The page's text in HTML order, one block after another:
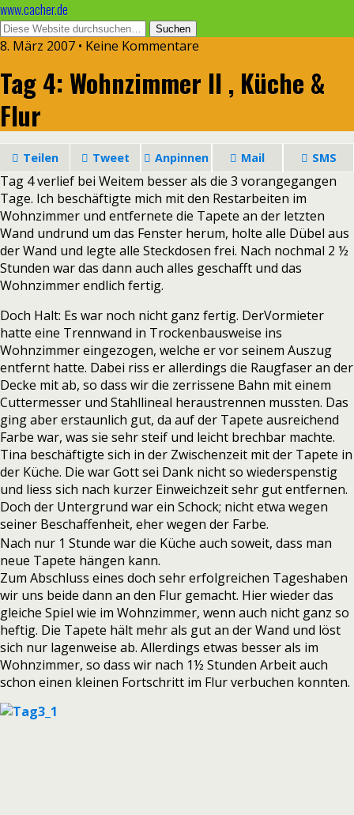
www.cacher.de
8. März 2007 • Keine Kommentare
Tag 4: Wohnzimmer II , Küche &
Flur
Teilen Tweet Anpinnen Mail SMS
Tag 4 verlief bei Weitem besser als die 3 vorangegangen
Tage. Ich beschäftigte mich mit den Restarbeiten im
Wohnzimmer und entfernete die Tapete an der letzten
Wand undrund um das Fenster herum, holte alle Dübel aus
der Wand und legte alle Steckdosen frei. Nach nochmal 2 ½
Stunden war das dann auch alles geschafft und das
Wohnzimmer endlich fertig.
Doch Halt: Es war noch nicht ganz fertig. DerVormieter
hatte eine Trennwand in Trockenbausweise ins
Wohnzimmer eingezogen, welche er vor seinem Auszug
entfernt hatte. Dabei riss er allerdings die Raugfaser an der
Decke mit ab, so dass wir die zerrissene Bahn mit einem
Cuttermesser und Stahllineal heraustrennen mussten. Das
ging aber erstaunlich gut, da auf der Tapete ausreichend
Farbe war, was sie sehr steif und leicht brechbar machte.
Tina beschäftigte sich in der Zwischenzeit mit der Tapete in
der Küche. Die war Gott sei Dank nicht so wiederspenstig
und liess sich nach kurzer Einweichzeit sehr gut entfernen.
Doch der Untergrund war ein Schock; nicht etwa wegen
seiner Beschaffenheit, eher wegen der Farbe.
Nach nur 1 Stunde war die Küche auch soweit, dass man
neue Tapete hängen kann.
Zum Abschluss eines doch sehr erfolgreichen Tageshaben
wir uns beide dann an den Flur gemacht. Hier wieder das
gleiche Spiel wie im Wohnzimmer, wenn auch nicht ganz so
heftig. Die Tapete hält mehr als gut an der Wand und löst
sich nur lagenweise ab. Allerdings etwas besser als im
Wohnzimmer, so dass wir nach 1½ Stunden Arbeit auch
schon einen kleinen Fortschritt im Flur verbuchen konnten.